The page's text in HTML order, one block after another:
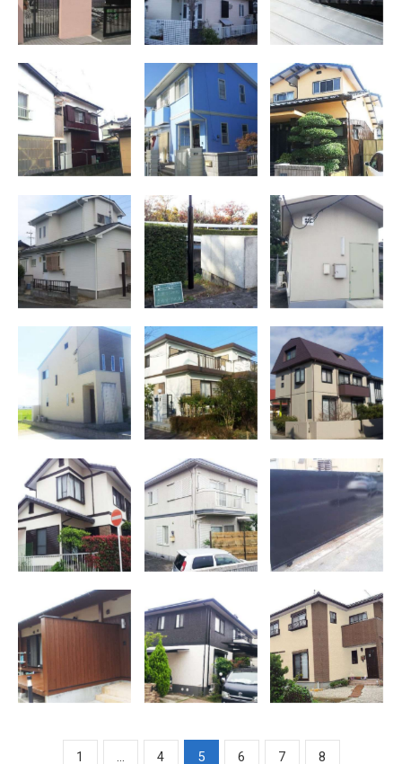
外壁塗装 佐賀
市 H様邸
外壁塗装、屋根
塗装 鳥栖市
H様邸
外壁塗装 佐賀
市兵庫町 T様
邸 水性シリコ
ン仕様
外壁塗装、屋根
塗装 吉野ヶ里
町 T様邸
外灯、照明器具
塗装 佐賀市
水道局電燈
外壁塗装、屋根
塗装 鹿島市
鹿島無線局
外壁塗装 神埼
市神埼町 N様
外壁塗装 佐賀
市 I様邸
外壁塗装、屋根
塗装 佐賀市巨
勢町 H様邸
外壁塗装、屋根
塗装 山口県下
関市 K様邸
外壁塗装、屋根
塗装 多久市
K様邸
外壁塗装、屋根
塗装 神埼市神
埼町 O包装工
業
外壁塗装 佐賀
市 S様邸
外壁塗装 佐賀
市 N様邸
外壁塗装 神埼
市神埼町 O様
邸
1 ... 4 5 6 7 8